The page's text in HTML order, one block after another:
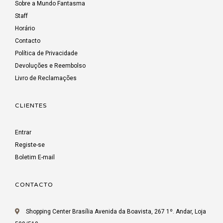
Sobre a Mundo Fantasma
Staff
Horário
Contacto
Política de Privacidade
Devoluções e Reembolso
Livro de Reclamações
CLIENTES
Entrar
Registe-se
Boletim E-mail
CONTACTO
Shopping Center Brasília Avenida da Boavista, 267 1º. Andar, Loja